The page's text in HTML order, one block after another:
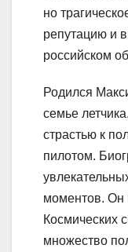
но
репутацию и
российском
Родился
семье
страстью к
пилотом.
моментов. Он
Космических
множество